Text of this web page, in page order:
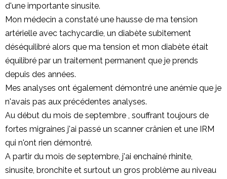
d'une importante sinusite.
Mon médecin a constaté une hausse de ma tension
artérielle avec tachycardie, un diabète subitement
déséquilibré alors que ma tension et mon diabète était
équilibré par un traitement permanent que je prends
depuis des années.
Mes analyses ont également démontré une anémie que je
n'avais pas aux précédentes analyses.
Au début du mois de septembre , souffrant toujours de
fortes migraines j'ai passé un scanner crânien et une IRM
qui n'ont rien démontré.
A partir du mois de septembre, j'ai enchaîné rhinite,
sinusite, bronchite et surtout un gros problème au niveau